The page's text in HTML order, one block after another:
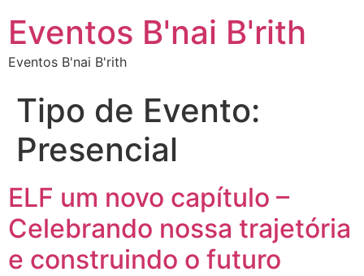
Eventos B'nai B'rith
Eventos B'nai B'rith
Tipo de Evento:
Presencial
ELF um novo capítulo –
Celebrando nossa trajetória
e construindo o futuro